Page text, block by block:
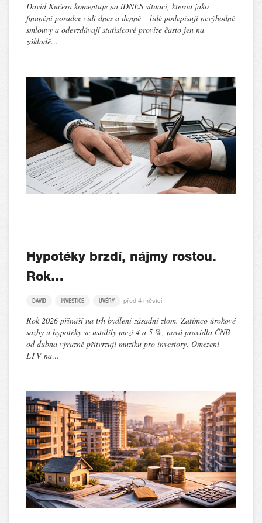
David Kučera komentuje na iDNES situaci, kterou jako
finanční poradce vidí dnes a denně – lidé podepisují nevýhodné
smlouvy a odevzdávají statisícové provize často jen na
základě…
Hypotéky brzdí, nájmy rostou.
Rok…
DAVID INVESTICE ÚVĚRY před 4 měsíci
Rok 2026 přináší na trh bydlení zásadní zlom. Zatímco úrokové
sazby u hypotéky se ustálily mezi 4 a 5 %, nová pravidla ČNB
od dubna výrazně přitvrzují muziku pro investory. Omezení
LTV na…